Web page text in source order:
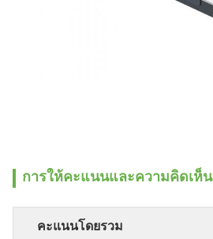
การให้คะแนนและความคิดเห็น
คะแนนโดยรวม